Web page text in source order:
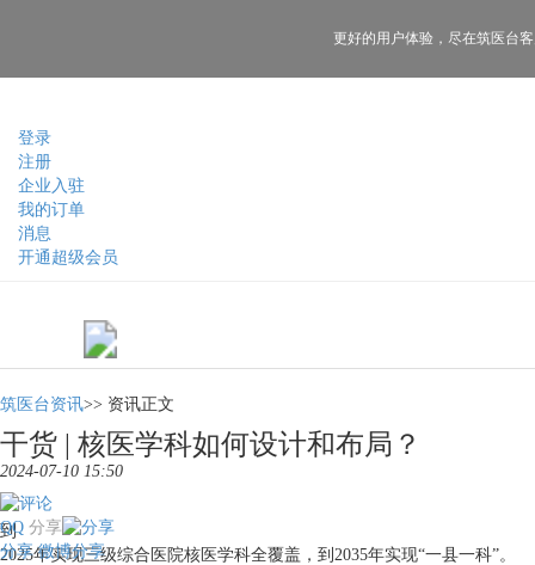
登录
注册
企业入驻
我的订单
消息
开通超级会员
更好的用户体验， 尽在筑医台
筑医台资讯>> 资讯正文
干货 | 核医学科如何设计和布局？
2024-07-10 15:50
分享
QQ
分享 微博分享
到
2025年实现三级综合医院核医学科全覆盖，到2035年实现“一县一科”。